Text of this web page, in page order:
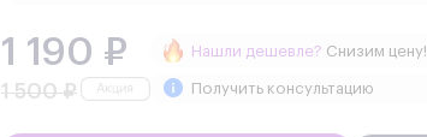
1 190 ₽
1 500 ₽
Нашли дешевле? Снизим цену!
Получить консультацию